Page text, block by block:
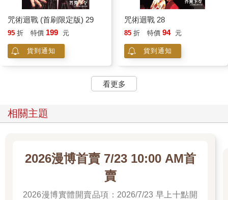
咒術迴戰 (首刷限定版) 29
95 折 特價 199 元
貨到通知
咒術迴戰 28
85 折 特價 94 元
貨到通知
看更多
相關主題
2026漫博首賣 7/23 10:00 AM首
賣
2026漫博實體開賣品項：2026/7/23 早上十點開